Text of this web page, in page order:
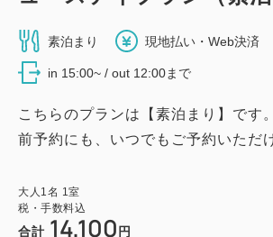
素泊まり 現地払い・Web決済
in 15:00~ / out 12:00まで
こちらのプランは【素泊まり】です
前予約にも、いつでもご予約いただ
大人 1名 1室
税・手数料込
合計 14,100 円